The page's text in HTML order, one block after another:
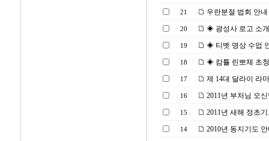
21 우란분절 법회 안내
20 ◈ 광성사 로고 소개
19 ◈ 티벳 명상 수업
18 ◈ 캄튤 린뽀체 초
17 제 14대 달라이 라
16 2011년 부처님 오
15 2011년 새해 정초
14 2010년 동지기도